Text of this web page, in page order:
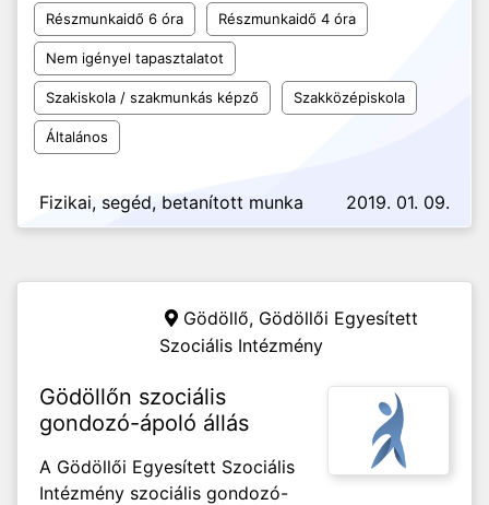
Részmunkaidő 6 óra Részmunkaidő 4 óra
Nem igényel tapasztalatot
Szakiskola / szakmunkás képző Szakközépiskola
Általános
Fizikai, segéd, betanított munka 2019. 01. 09.
Gödöllő, Gödöllői Egyesített
Szociális Intézmény
Gödöllőn szociális
gondozó-ápoló állás
A Gödöllői Egyesített Szociális
Intézmény szociális gondozó-